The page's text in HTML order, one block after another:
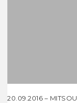
20.09.2016 –